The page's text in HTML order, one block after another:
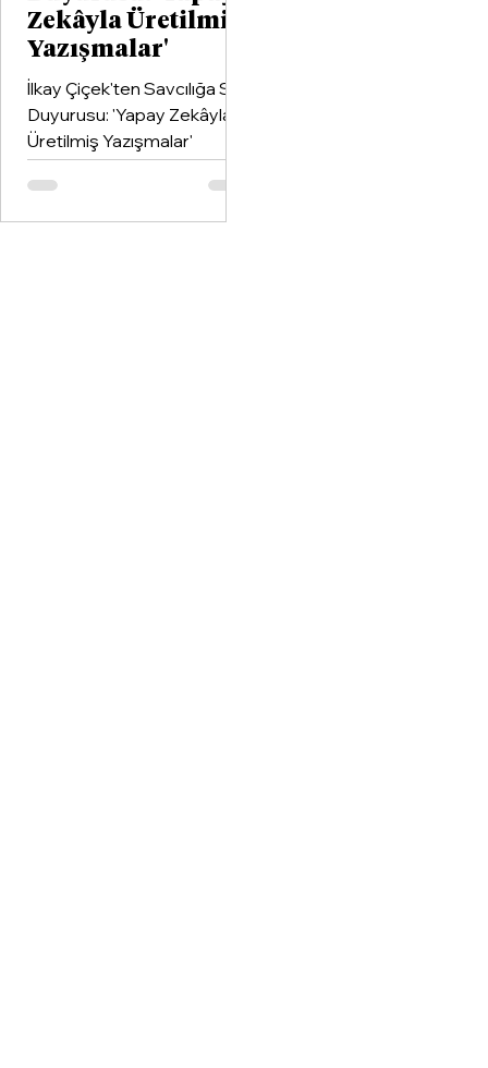
Zekâyla Üretilmiş
Yazışmalar'
İlkay Çiçek'ten Savcılığa Suç
Duyurusu: 'Yapay Zekâyla
Üretilmiş Yazışmalar'